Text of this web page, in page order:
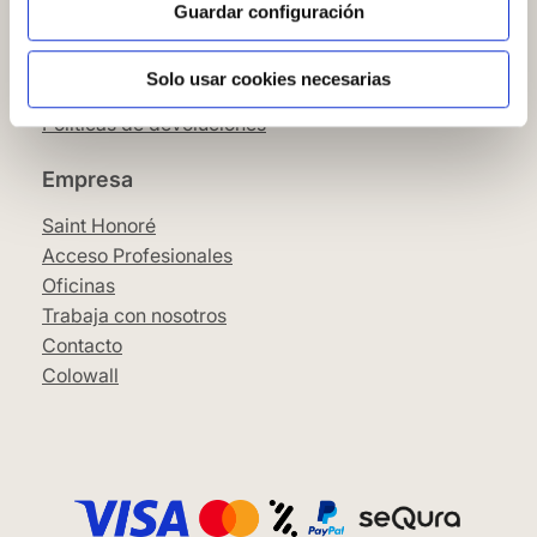
Guardar configuración
Solo usar cookies necesarias
Pago
Envíos y entrega
Políticas de devoluciones
Empresa
Saint Honoré
Acceso Profesionales
Oficinas
Trabaja con nosotros
Contacto
Colowall